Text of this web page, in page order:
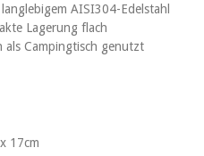
AISI304-Edelstahl
Lagerung flach
als Campingtisch genutzt
17cm